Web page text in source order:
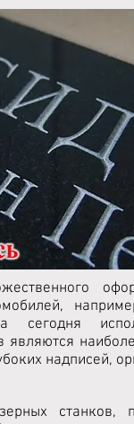
сегодня
являются
надписей,